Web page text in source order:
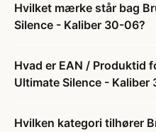
Hvilket mærke står bag
Silence - Kaliber 30-06?
Hvad er EAN / Produktid
Ultimate Silence - Kaliber
Hvilken kategori tilhører